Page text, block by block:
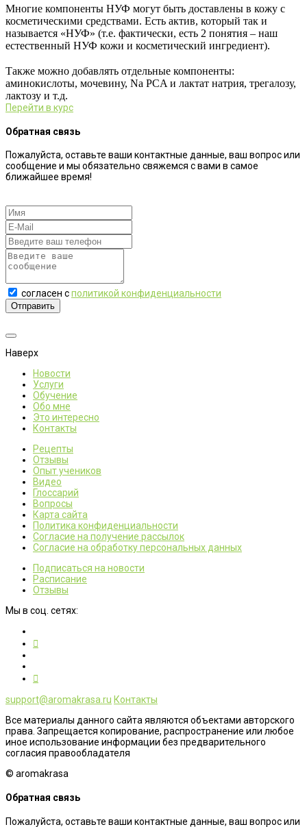
Многие компоненты НУФ могут быть доставлены в кожу с
косметическими средствами. Есть актив, который так и
называется «НУФ» (т.е. фактически, есть 2 понятия – наш
естественный НУФ кожи и косметический ингредиент).
Также можно добавлять отдельные компоненты:
аминокислоты, мочевину, Na PCA и лактат натрия, трегалозу,
лактозу и т.д.
Перейти в курс
Обратная связь
Пожалуйста, оставьте ваши контактные данные, ваш вопрос или
сообщение и мы обязательно свяжемся с вами в самое
ближайшее время!
согласен сполитикой конфиденциальности
Отправить
Наверх
Новости
Услуги
Обучение
Обо мне
Это интересно
Контакты
Рецепты
Отзывы
Опыт учеников
Видео
Глоссарий
Вопросы
Карта сайта
Политика конфиденциальности
Согласие на получение рассылок
Согласие на обработку персональных данных
Подписаться на новости
Расписание
Отзывы
Мы в соц. сетях:
support@aromakrasa.ru Контакты
Все материалы данного сайта являются объектами авторского
права. Запрещается копирование, распространение или любое
иное использование информации без предварительного
согласия правообладателя
© aromakrasa
Обратная связь
Пожалуйста, оставьте ваши контактные данные, ваш вопрос или